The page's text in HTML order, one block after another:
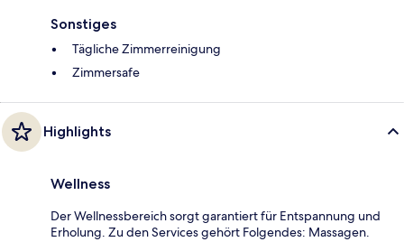
Sonstiges
Tägliche Zimmerreinigung
Zimmersafe
Highlights
Wellness
Der Wellnessbereich sorgt garantiert für Entspannung und
Erholung. Zu den Services gehört Folgendes: Massagen.